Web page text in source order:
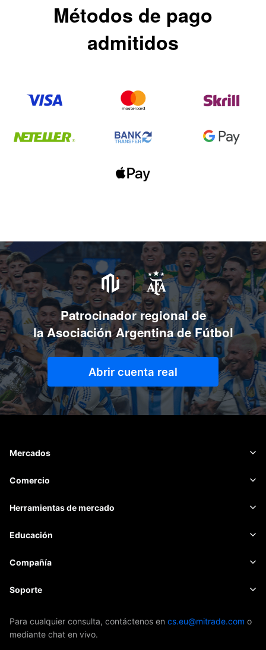
Métodos de pago
admitidos
Patrocinador regional de
la Asociación Argentina de Fútbol
Abrir cuenta real
Mercados
Forex
Materias primas
Comercio
Plataforma de trading
Gestión de riesgo
Herramientas de mercado
Calendario económico
Noticias
Educación
Básica
EBook
Compañía
Sobre Mitrade
Nuestros premios
Soporte
Centro de ayuda
Para cualquier consulta, contáctenos en cs.eu@mitrade.com o
mediante chat en vivo.